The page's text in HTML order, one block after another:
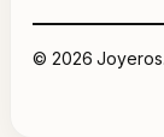
© 2026